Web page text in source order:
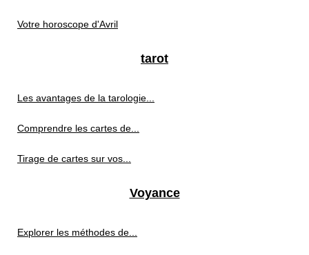
Votre horoscope d'Avril
tarot
Les avantages de la tarologie...
Comprendre les cartes de...
Tirage de cartes sur vos...
Voyance
Explorer les méthodes de...